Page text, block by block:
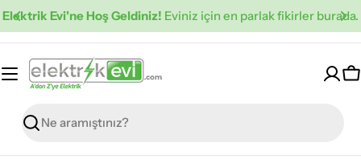
İçeriğe
Elektrik Evi'ne Hoş Geldiniz! Eviniz için en parlak fikirler burada.
Ara